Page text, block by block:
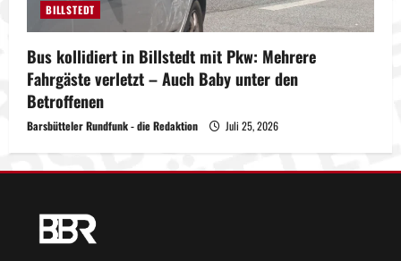
BILLSTEDT
Bus kollidiert in Billstedt mit Pkw: Mehrere
Fahrgäste verletzt – Auch Baby unter den
Betroffenen
Barsbütteler Rundfunk - die Redaktion Juli 25, 2026